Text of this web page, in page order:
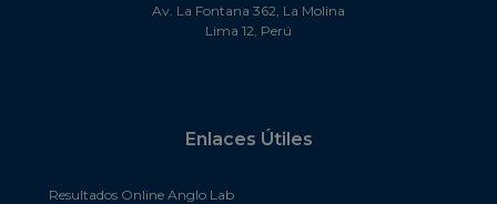
Av. La Fontana 362, La Molina
Lima 12, Perú
Enlaces Útiles
Resultados Online Anglo Lab